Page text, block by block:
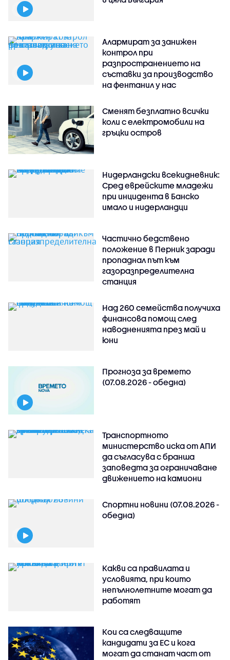
Алармират за занижен
контрол при
разпространението на
съставки за производство
на фентанил у нас
Сменят безплатно всички
коли с електромобили на
гръцки остров
Нидерландски всекидневник:
Сред еврейските младежи
при инцидента в Банско
имало и нидерландци
Частично бедствено
положение в Перник заради
пропаднал път към
газоразпределителна
станция
Над 260 семейства получиха
финансова помощ след
наводненията през май и
юни
Прогноза за времето
(07.08.2026 - обедна)
Транспортното
министерство иска от АПИ
да съгласува с бранша
заповедта за ограничаване
движението на камиони
Спортни новини (07.08.2026 -
обедна)
Какви са правилата и
условията, при които
непълнолетните могат да
работят
Кои са следващите
кандидати за ЕС и кога
могат да станат част от